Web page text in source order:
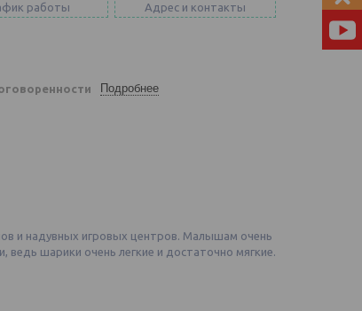
работы Адрес и контакты
Подробнее
и надувных игровых центров. Малышам очень
ведь шарики очень легкие и достаточно мягкие.